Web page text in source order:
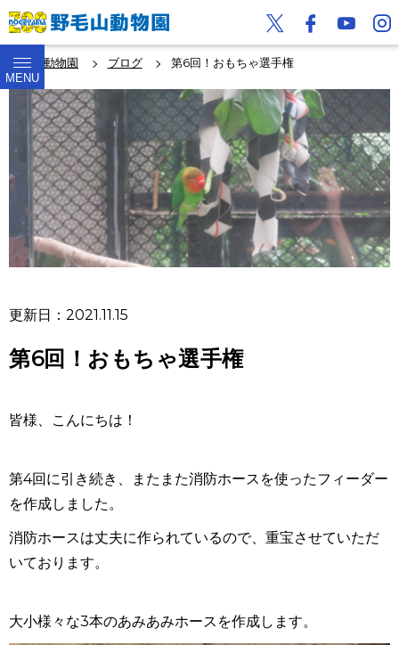
MENU
野毛山動物園 ブログ 第6回！おもちゃ選手権
更新日：2021.11.15
第6回！おもちゃ選手権
皆様、こんにちは！
第4回に引き続き、またまた消防ホースを使ったフィーダー
を作成しました。
消防ホースは丈夫に作られているので、重宝させていただ
いております。
大小様々な3本のあみあみホースを作成します。